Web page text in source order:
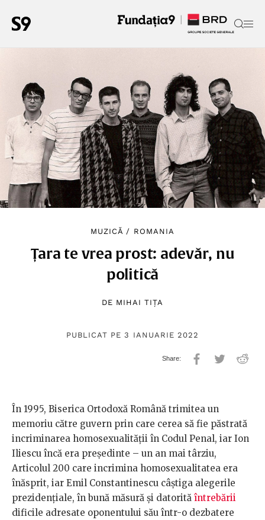
MUZICĂ / ROMANIA
Țara te vrea prost: adevăr, nu
politică
DE MIHAI TIȚA
PUBLICAT PE 3 IANUARIE 2022
În 1995, Biserica Ortodoxă Română trimitea un
memoriu către guvern prin care cerea să fie păstrată
incriminarea homosexualității în Codul Penal, iar Ion
Iliescu încă era președinte – un an mai târziu,
Articolul 200 care incrimina homosexualitatea era
înăsprit, iar Emil Constantinescu câștiga alegerile
prezidențiale, în bună măsură și datorită întrebării
dificile adresate oponentului său într-o dezbatere